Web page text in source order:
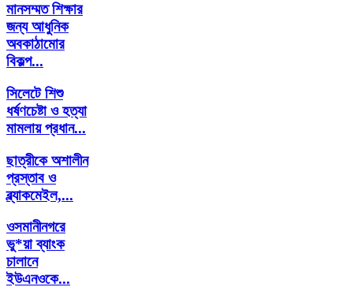
মানসম্মত শিক্ষার
জন্য আধুনিক
অবকাঠামোর
বিকল্প...
সিলেটে শিশু
ধর্ষণচেষ্টা ও হত্যা
মামলায় প্রধান...
ছাত্রীকে ‍অশালীন
প্রস্তাব ও
ব্ল্যাকমেইল,...
ওসমানীনগরে
ভু*য়া ব্যাংক
চালানে
ইউএনওকে...